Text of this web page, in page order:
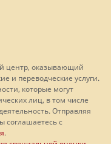
центр, оказывающий
и переводческие услуги.
которые могут
лиц, в том числе
Отправляя
соглашаетесь с
.